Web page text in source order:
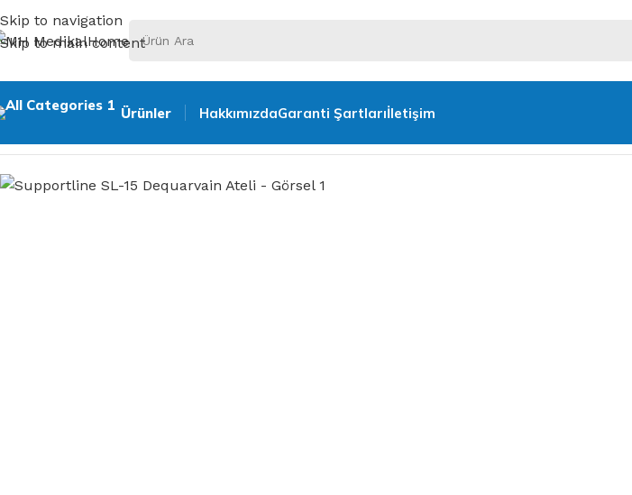
Skip to navigation
Skip to main content
Ürünler HakkımızdaGaranti Şartlarıİletişim